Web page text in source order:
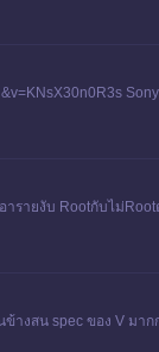
ายงับ Rootกับไม่Root
ข้างสน spec ของ V ม